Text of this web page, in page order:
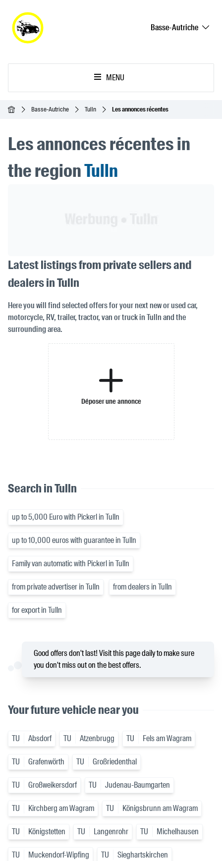
Basse-Autriche
MENU
AccueilBasse-Autriche Tulln Les annonces récentes
Les annonces récentes in
the regionTulln
Latest listings from private sellers and
dealers in Tulln
Here you will find selected offers for your next new or used car,
motorcycle, RV, trailer, tractor, van or truck in Tulln and the
surrounding area.
Déposer une annonce
Search in Tulln
up to 5,000 Euro with Pickerl in Tulln
up to 10,000 euros with guarantee in Tulln
Family van automatic with Pickerl in Tulln
from private advertiser in Tulln from dealers in Tulln
for export in Tulln
Good offers don't last! Visit this page daily to make sure
you don't miss out on the best offers.
Your future vehicle near you
TU Absdorf TU Atzenbrugg TU Fels am Wagram
TU Grafenwörth TU Großriedenthal
TU Großweikersdorf TU Judenau-Baumgarten
TU Kirchberg am Wagram TU Königsbrunn am Wagram
TU Königstetten TU Langenrohr TU Michelhausen
TU Muckendorf-Wipfing TU Sieghartskirchen